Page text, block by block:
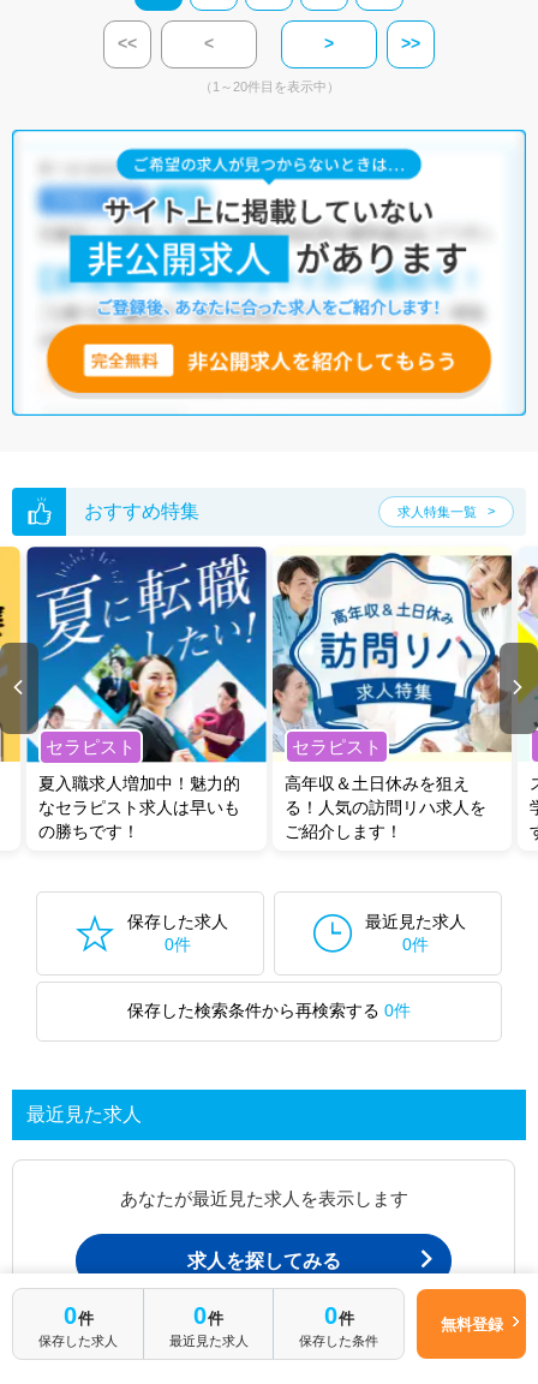
<< < > >>
（1～20件目を表示中）
おすすめ特集 求人特集一覧
セラピスト
夏入職求人増加中！魅力的
なセラピスト求人は早いも
の勝ちです！
セラピスト
高年収＆土日休みを狙え
る！人気の訪問リハ求人を
ご紹介します！
保存した求人
0件
最近見た求人
0件
保存した検索条件から再検索する 0件
最近見た求人
あなたが最近見た求人を表示します
求人を探してみる
最近見た求人一覧ページから、
0件
保存した求人
0件
最近見た求人
0件
保存した条件
無料登録